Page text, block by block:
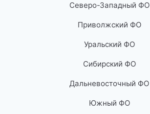
Северо-Западный ФО
Приволжский ФО
Уральский ФО
Сибирский ФО
Дальневосточный ФО
Южный ФО